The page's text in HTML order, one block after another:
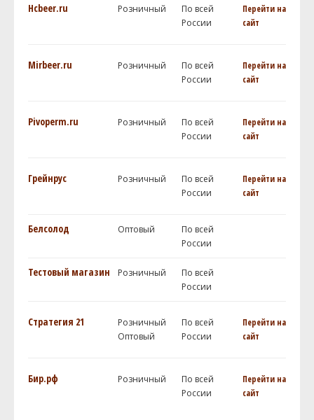
Hcbeer.ru Розничный
По всей
России
Перейти на
сайт
Mirbeer.ru Розничный
По всей
России
Перейти на
сайт
Pivoperm.ru Розничный
По всей
России
Перейти на
сайт
Грейнрус Розничный
По всей
России
Перейти на
сайт
Белсолод Оптовый
По всей
России
Тестовый магазин Розничный
По всей
России
Стратегия 21
Розничный
Оптовый
По всей
России
Перейти на
сайт
Бир.рф Розничный
По всей
России
Перейти на
сайт